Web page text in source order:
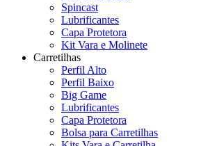
Spincast
Lubrificantes
Capa Protetora
Kit Vara e Molinete
Carretilhas
Perfil Alto
Perfil Baixo
Big Game
Lubrificantes
Capa Protetora
Bolsa para Carretilhas